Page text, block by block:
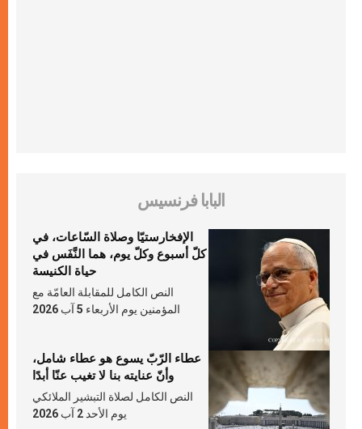
البابا فرنسيس
الإفخارستيّا وصلاة السّاعات، في
كلّ أسبوع وكلّ يوم، هما النَّفَس في
حياة الكنيسة
النص الكامل للمقابلة العامّة مع
المؤمنين يوم الأربعاء 5 آب 2026
عطاء الرّبّ يسوع هو عطاء شامل،
وأنّ عنايته بنا لا تغيب عنّا أبدًا
النص الكامل لصلاة التبشير الملائكي
يوم الأحد 2 آب 2026